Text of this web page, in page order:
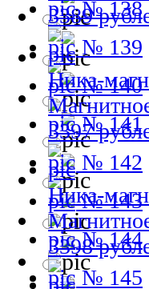
№ 138
№ 139
№ 140
№ 141
№ 142
№ 143
№ 144
№ 145
3389
Ника-
3397
Ника-
3398